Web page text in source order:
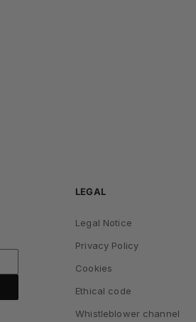
LEGAL
Legal Notice
Privacy Policy
Cookies
Ethical code
Whistleblower channel